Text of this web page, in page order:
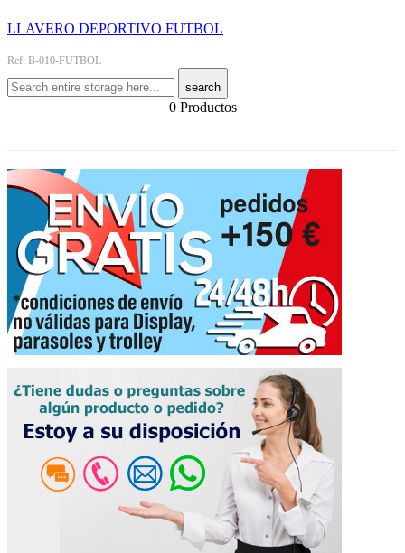
LLAVERO DEPORTIVO FUTBOL
Ref: B-010-FUTBOL
search
0 Productos